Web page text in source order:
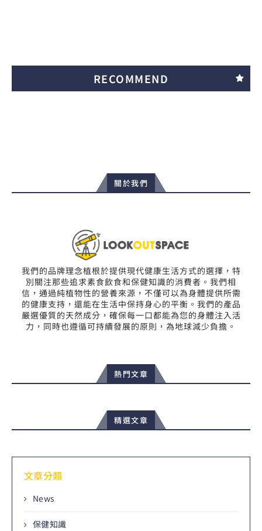
RECOMMEND
關於我們
我們的品牌理念植根於提供現代健康生活方式的選擇，特
別關注那些追求素食飲食和保健知識的消費者。我們相
信，通過純植物性的營養來源，不僅可以為身體提供所需
的健康支持，還能在生活中保持身心的平衡。我們的產品
嚴選優質的天然成分，確保每一口都能為您的身體注入活
力，同時也遵循可持續發展的原則，為地球減少負擔。
熱門文章
精選文章
文章分類
News
保健知識